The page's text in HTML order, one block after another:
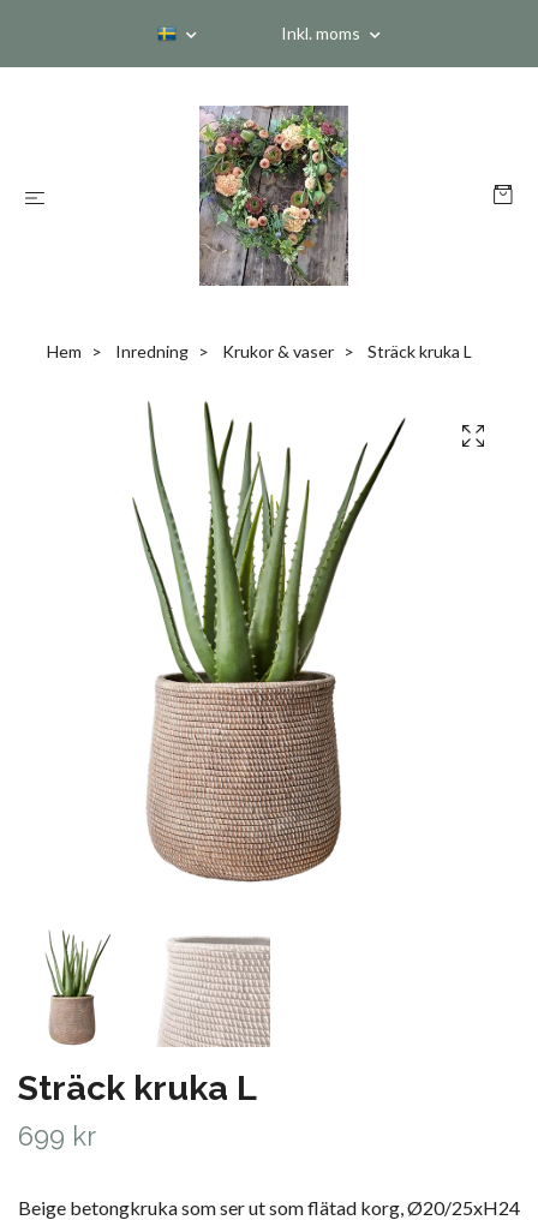
Inkl. moms
Hem Inredning Krukor & vaser Sträck kruka L
Sträck kruka L
699 kr
Beige betongkruka som ser ut som flätad korg, Ø20/25xH24